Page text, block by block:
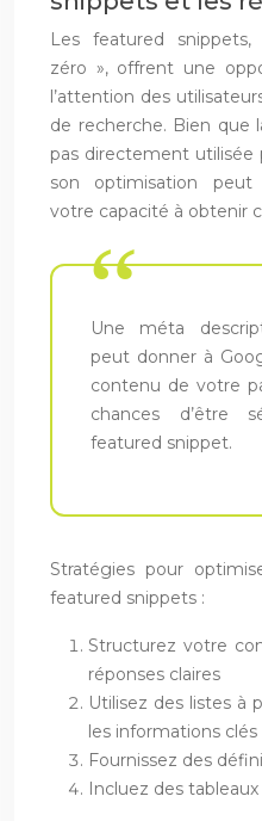
Les featured
zéro », offrent une
l’attention des
de recherche. Bien que
pas directement utilisée
son optimisation peut
votre capacité à obtenir
Une méta
peut donner à
contenu de votre
chances d’être
featured snippet.
Stratégies pour
featured snippets :
Structurez votre
réponses claires
Utilisez des listes à
les informations clés
Fournissez des
Incluez des